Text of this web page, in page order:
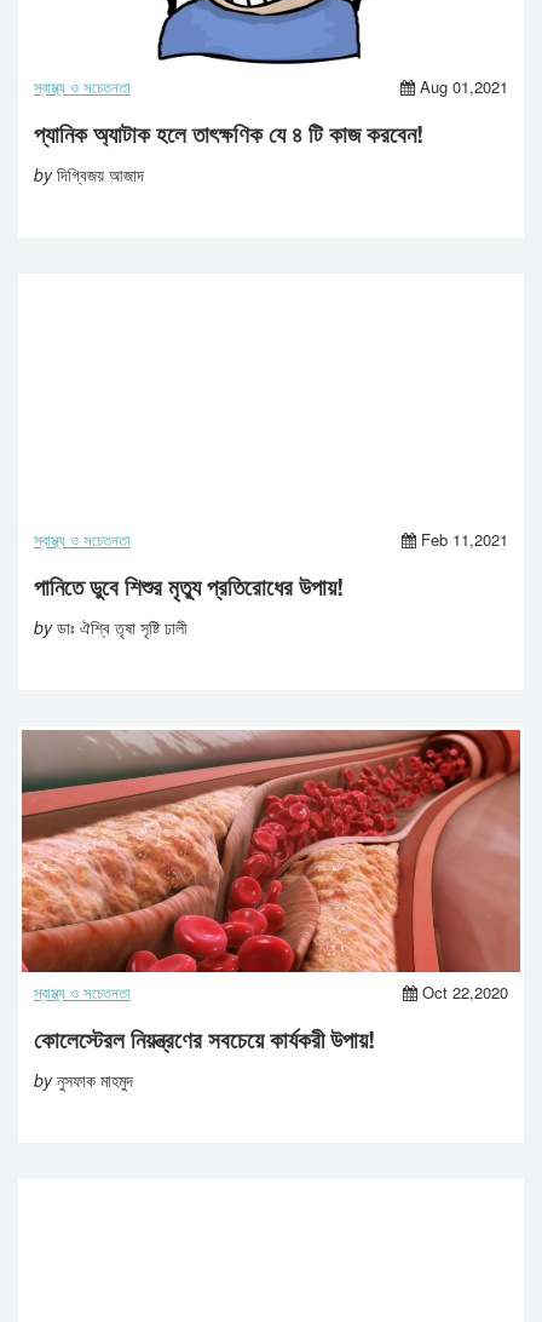
স্বাস্থ্য ও সচেতনতা Aug 01,2021
প্যানিক অ্যাটাক হলে তাৎক্ষণিক যে ৪ টি কাজ করবেন!
byদিগ্বিজয় আজাদ
স্বাস্থ্য ও সচেতনতা Feb 11,2021
পানিতে ডুবে শিশুর মৃত্যু প্রতিরোধের উপায়!
byডাঃ ঐশ্বি তৃষা সৃষ্টি ঢালী
স্বাস্থ্য ও সচেতনতা Oct 22,2020
কোলেস্টেরল নিয়ন্ত্রণের সবচেয়ে কার্যকরী উপায়!
byনুসফাক মাহমুদ